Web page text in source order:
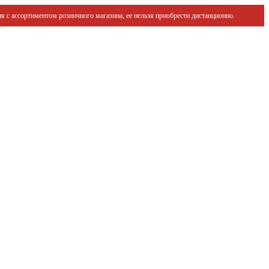
ассортиментом розничного магазина, ее нельзя приобрести дистанционно.